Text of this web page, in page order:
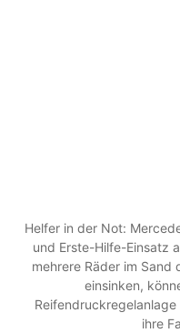
Helfer in der Not:
und Erste-Hilfe-Einsatz
mehrere Räder im
einsinken,
ihre